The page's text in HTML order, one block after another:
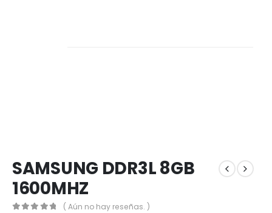
SAMSUNG DDR3L 8GB
1600MHZ
( Aún no hay reseñas. )